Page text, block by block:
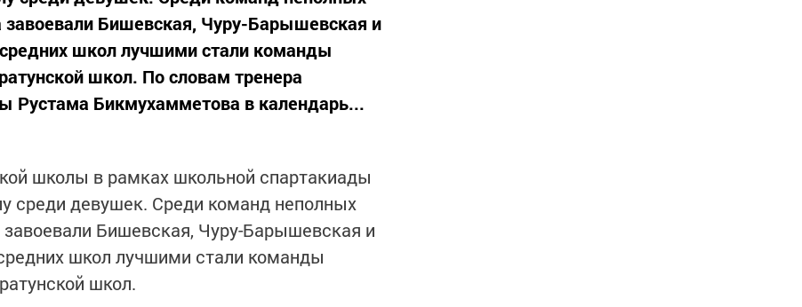
Бишевская, Чуру-Барышевская и
школ лучшими стали команды
школ. По словам тренера
Рустама Бикмухамметова в календарь...
школы в рамках школьной спартакиады
среди девушек. Среди команд неполных
Бишевская, Чуру-Барышевская и
школ лучшими стали команды
школ.